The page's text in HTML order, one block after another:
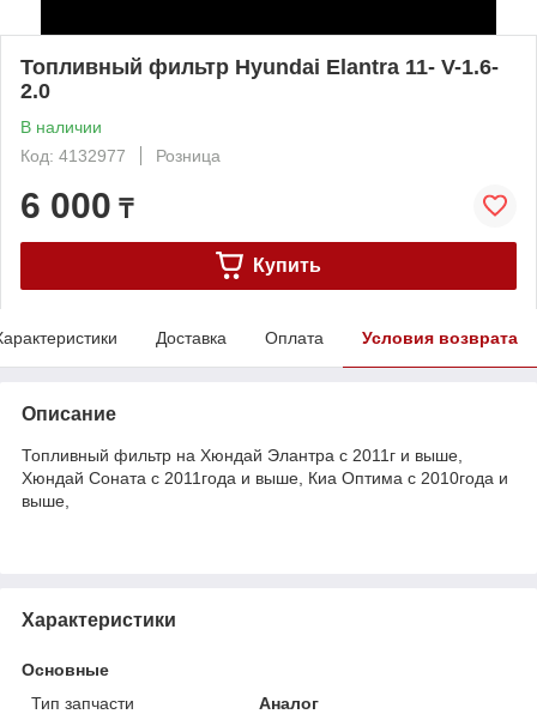
Топливный фильтр Hyundai Elantra 11- V-1.6-
2.0
В наличии
Код: 4132977
Розница
6 000 ₸
Купить
Доставка Оплата Условия возврата
Описание
Топливный фильтр на Хюндай Элантра с 2011г и выше,
Хюндай Соната с 2011года и выше, Киа Оптима с 2010года и
выше,
Характеристики
Основные
Тип запчасти
Аналог